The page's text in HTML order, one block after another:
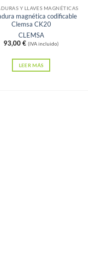
Y LLAVES MAGNÉTICAS
magnética codificable
Clemsa CK20
CLEMSA
93,00€ (IVA incluido)
LEER MÁS